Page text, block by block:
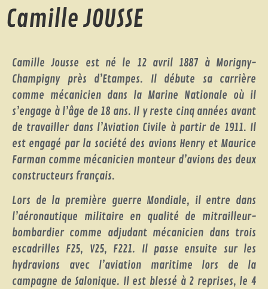
Camille JOUSSE
Camille Jousse est né le 12 avril 1887 à Morigny-
Champigny près d’Etampes. Il débute sa carrière
comme mécanicien dans la Marine Nationale où il
s’engage à l’âge de 18 ans. Il y reste cinq années avant
de travailler dans l’Aviation Civile à partir de 1911. Il
est engagé par la société des avions Henry et Maurice
Farman comme mécanicien monteur d’avions des deux
constructeurs français.
Lors de la première guerre Mondiale, il entre dans
l’aéronautique militaire en qualité de mitrailleur-
bombardier comme adjudant mécanicien dans trois
escadrilles F25, V25, F221. Il passe ensuite sur les
hydravions avec l’aviation maritime lors de la
campagne de Salonique. Il est blessé à 2 reprises, le 4